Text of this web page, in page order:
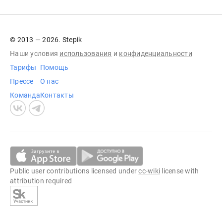
© 2013 — 2026. Stepik
Наши условия использования и конфиденциальности
Тарифы
Прессе
Команда
Помощь
О нас
Контакты
Public user contributions licensed undercc-wiki license with
attribution required